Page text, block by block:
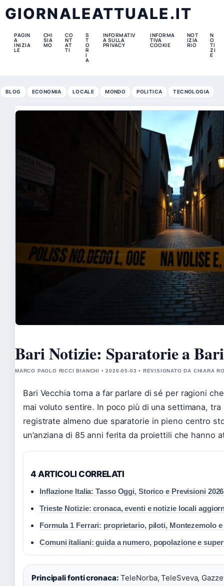
GIORNALEATTUALE.IT
PAGIN
A
INIZIA
LE
CHI
SIA
MO
CO
NT
AT
TI
S
T
O
R
I
A
INFORMATIV
A SULLA
PRIVACY
INFORMA
TIVA
COOKIE
NOT
IZIA
RIO
N
O
TI
ZI
E
BLOG ECONOMIA LOCALE MONDO POLITICA TECNOLOGIA
Bari Notizie: Sparatorie a
MARCO PAOLO RICCI BIANCHI • 2026-05-03 • REVISIONATO DA CHIARA
Bari Vecchia torna a far parlare di sé per ragioni
mai voluto sentire. In poco più di una settimana,
registrate almeno due sparatorie in pieno centro
un’anziana di 85 anni ferita da proiettili che hanno
4 ARTICOLI CORRELATI
Inflazione Italia: Tasso Oggi, Storico e Previsioni 2026
Trieste Notizie: cronaca, eventi e notizie locali
Formula 1 Ferrari: proprietario, piloti, Montezemolo
Comuni italiani: guida a numero, popolazione e
Principali fonti cronaca: TeleNorba, TeleSveva,